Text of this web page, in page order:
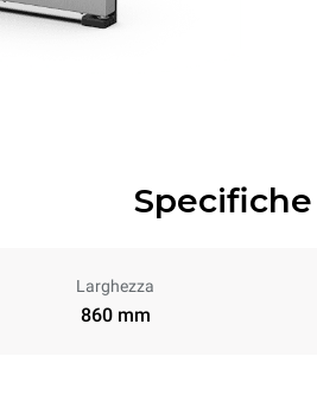
Larghezza
860 mm